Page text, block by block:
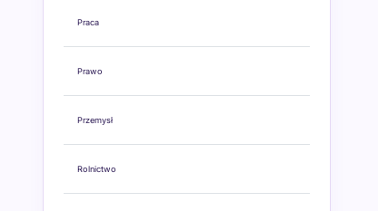
Praca
Prawo
Przemysł
Rolnictwo